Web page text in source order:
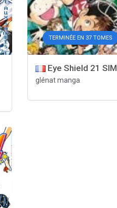
TERMINÉE EN 37 TOMES
Eye Shield 21
glénat manga